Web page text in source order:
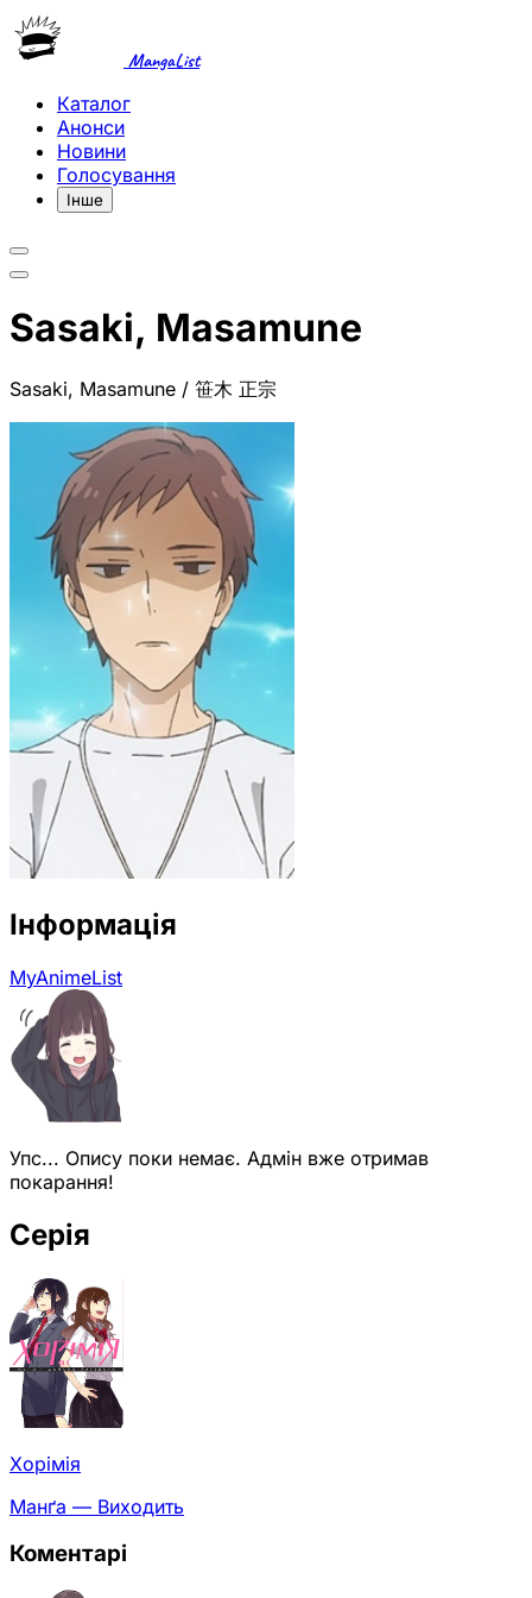
MangaList
Каталог
Анонси
Новини
Голосування
Інше
Sasaki, Masamune
Sasaki, Masamune / 笹木 正宗
Інформація
MyAnimeList
Упс... Опису поки немає. Адмін вже отримав
покарання!
Серія
Хорімія
Манґа — Виходить
Коментарі